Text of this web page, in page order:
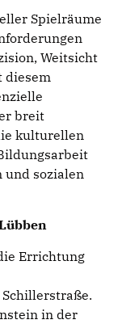
Spielräume
Weitsicht
diesem
breit
kulturellen
und sozialen
Errichtung
in der